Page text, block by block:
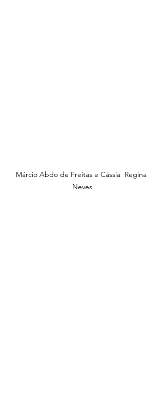
Márcio Abdo de Freitas e Cássia  Regina
Neves